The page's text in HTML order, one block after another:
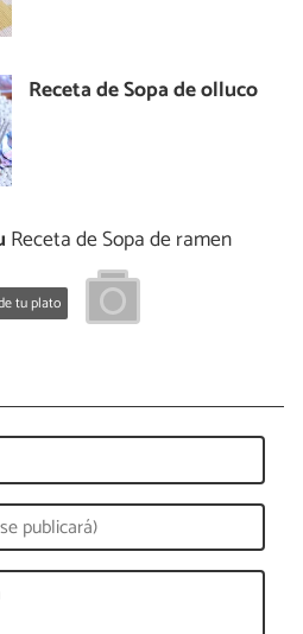
Receta de Sopa de olluco
Receta de Sopa de ramen
tu plato